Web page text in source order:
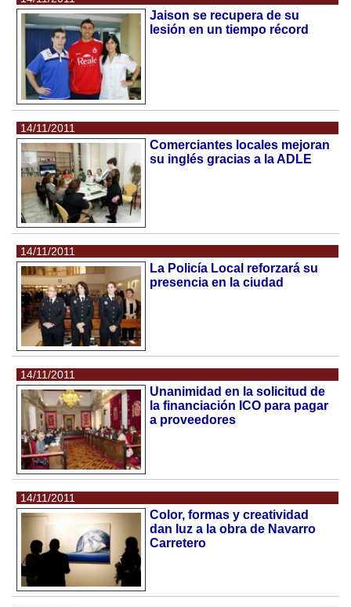
Jaison se recupera de su
lesión en un tiempo récord
14/11/2011
Comerciantes locales mejoran
su inglés gracias a la ADLE
14/11/2011
La Policía Local reforzará su
presencia en la ciudad
14/11/2011
Unanimidad en la solicitud de
la financiación ICO para pagar
a proveedores
14/11/2011
Color, formas y creatividad
dan luz a la obra de Navarro
Carretero